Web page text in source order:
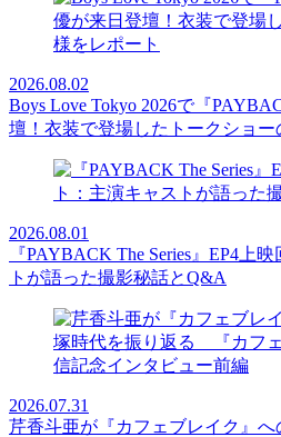
2026.08.02
Boys Love Tokyo 2026で『
壇！衣装で登場したトークショー
2026.08.01
『PAYBACK The Series』EP4上
トが語った撮影秘話とQ&A
2026.07.31
芹香斗亜が『カフェブレイク』へ